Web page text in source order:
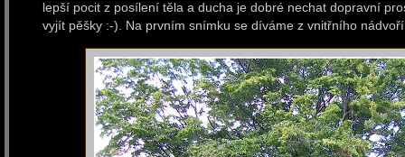
lepší pocit z posílení těla a ducha je dobré nechat dopravní
vyjít pěšky :-). Na prvním snímku se díváme z vnitřního